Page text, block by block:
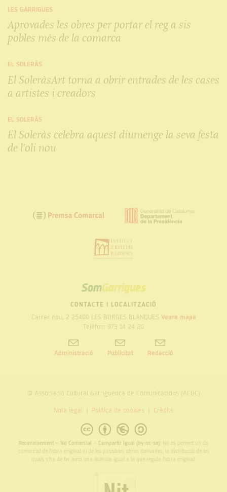
LES GARRIGUES
Aprovades les obres per portar el reg a sis
pobles més de la comarca
EL SOLERÀS
El SoleràsArt torna a obrir entrades de les cases
a artistes i creadors
EL SOLERÀS
El Soleràs celebra aquest diumenge la seva festa
de l'oli nou
SOM
GARRIGUES
CONTACTE I LOCALITZACIÓ
Carrer nou, 2 25400 LES BORGES BLANQUES Veure mapa
Telèfon: 973 14 24 20
Administració Publicitat Redacció
© Associació Cultural Garriguenca de Comunicacions (ACGC)
Nota legal Politica de cookies Crèdits
Reconeixement – No Comercial – Compartir Igual (by-nc-sa): No es permet un ús
comercial de l’obra original ni de les possibles obres derivades, la distribució de les
quals s’ha de fer amb una llicència igual a la que regula l’obra original.